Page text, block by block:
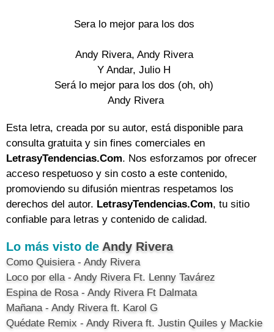
Sera lo mejor para los dos
Andy Rivera, Andy Rivera
Y Andar, Julio H
Será lo mejor para los dos (oh, oh)
Andy Rivera
Esta letra, creada por su autor, está disponible para
consulta gratuita y sin fines comerciales en
LetrasyTendencias.Com. Nos esforzamos por ofrecer
acceso respetuoso y sin costo a este contenido,
promoviendo su difusión mientras respetamos los
derechos del autor. LetrasyTendencias.Com, tu sitio
confiable para letras y contenido de calidad.
Lo más visto de Andy Rivera
Como Quisiera - Andy Rivera
Loco por ella - Andy Rivera Ft. Lenny Tavárez
Espina de Rosa - Andy Rivera Ft Dalmata
Mañana - Andy Rivera ft. Karol G
Quédate Remix - Andy Rivera ft. Justin Quiles y Mackie